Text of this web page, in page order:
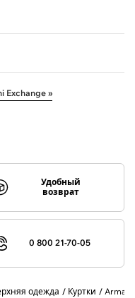
Exchange »
Удобный
возврат
0 800 21-70-05
одежда Куртки